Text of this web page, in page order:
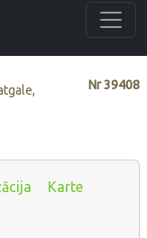
Nr39408
Karte